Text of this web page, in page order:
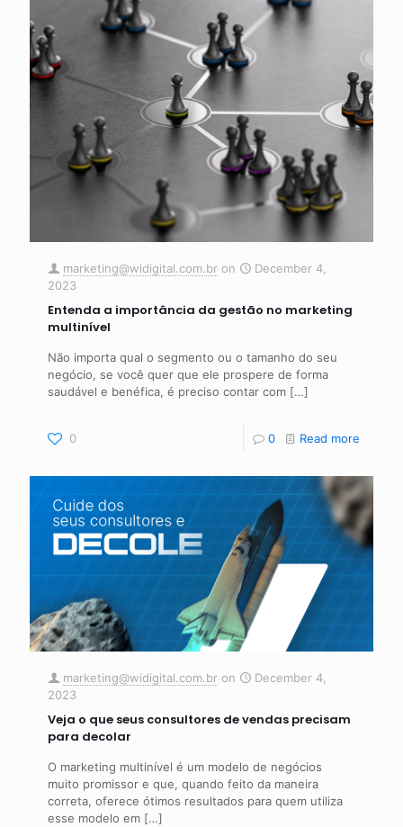
marketing@widigital.com.br on
December 4,
2023
Entenda a importância da gestão no marketing
multinível
Não importa qual o segmento ou o tamanho do seu
negócio, se você quer que ele prospere de forma
saudável e benéfica, é preciso contar com […]
0 0 Read more
marketing@widigital.com.br on
December 4,
2023
Veja o que seus consultores de vendas precisam
para decolar
O marketing multinível é um modelo de negócios
muito promissor e que, quando feito da maneira
correta, oferece ótimos resultados para quem utiliza
esse modelo em […]